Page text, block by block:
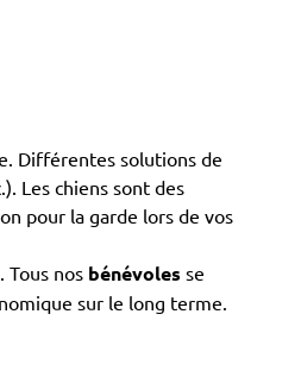
Différentes solutions de
Les chiens sont des
pour la garde lors de vos
nos bénévoles se
sur le long terme.